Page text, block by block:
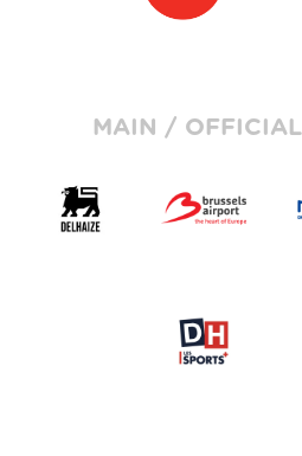
MAIN / OFFICIAL